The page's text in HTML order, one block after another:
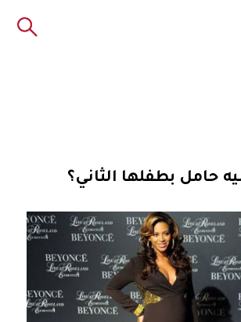
حامل بطفلها الثاني؟